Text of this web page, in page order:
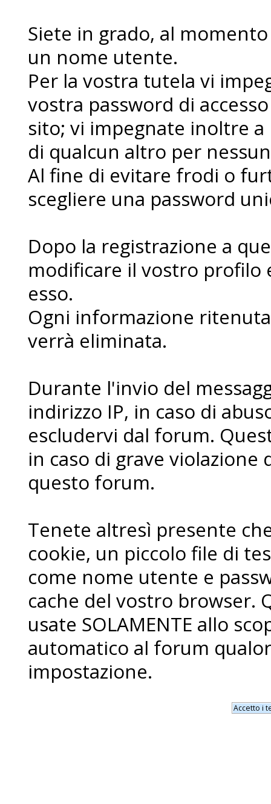
Siete in grado, al
un nome utente.
Per la vostra tutela vi
vostra password di
sito; vi impegnate inoltre
di qualcun altro per
Al fine di evitare frodi o
scegliere una password
Dopo la registrazione a
modificare il vostro
esso.
Ogni informazione
verrà eliminata.
Durante l'invio del
indirizzo IP, in caso di
escludervi dal forum.
in caso di grave
questo forum.
Tenete altresì presente
cookie, un piccolo file di
come nome utente e
cache del vostro browser.
usate SOLAMENTE allo
automatico al forum
impostazione.